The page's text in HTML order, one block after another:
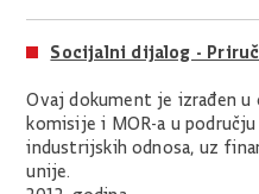
Socijalni dijalog -
Ovaj dokument je izrađen u
komisije i MOR-a u
industrijskih odnosa, uz
unije.